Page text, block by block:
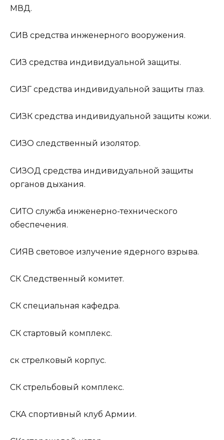
МВД.
СИВ средства инженерного вооружения.
СИЗ средства индивидуальной защиты.
СИЗГ средства индивидуальной защиты глаз.
СИЗК средства индивидуальной защиты кожи.
СИЗО следственный изолятор.
СИЗОД средства индивидуальной защиты
органов дыхания.
СИТО служба инженерно-технического
обеспечения.
СИЯВ световое излучение ядерного взрыва.
СК Cледственный комитет.
СК специальная кафедра.
СК стартовый комплекс.
ск стрелковый корпус.
СК стрельбовый комплекс.
СКА спортивный клуб Армии.